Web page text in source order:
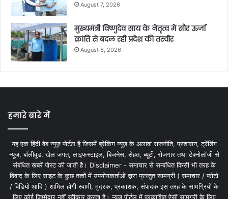
August 7, 2026
मुख्यमंत्री विष्णुदेव साय के नेतृत्व में सौर ऊर्जा
क्रांति से बदल रही प्रदेश की तस्वीर
August 6, 2026
हमारे बारे में
यह एक हिंदी वेब न्यूज़ पोर्टल है जिसमें ब्रेकिंग न्यूज़ के अलावा राजनीति, प्रशासन, ट्रेंडिंग
न्यूज, बॉलीवुड, खेल जगत, लाइफस्टाइल, बिजनेस, सेहत, ब्यूटी, रोजगार तथा टेक्नोलॉजी से
संबंधित खबरें पोस्ट की जाती है। Disclaimer - समाचार से सम्बंधित किसी भी तरह के
विवाद के लिए साइट के कुछ तत्वों में उपयोगकर्ताओं द्वारा प्रस्तुत सामग्री ( समाचार / फोटो
/ विडियो आदि ) शामिल होगी स्वामी, मुद्रक, प्रकाशक, संपादक इस तरह के सामग्रियों के
लिए कोई ज़िम्मेदार नहीं स्वीकार करता है। न्यूज़ पोर्टल में प्रकाशित ऐसी सामग्री के लिए